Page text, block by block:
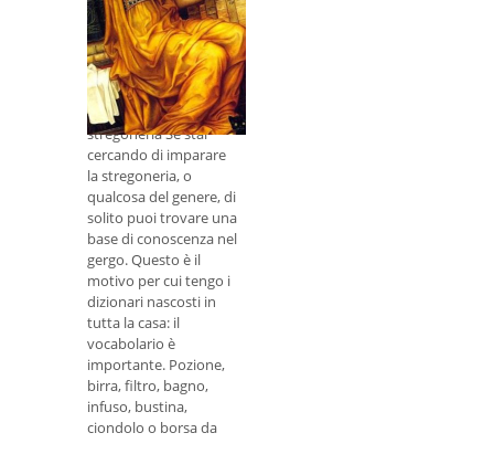
Imparare la
stregoneria:
pozioni magiche,
birre e altri intrugli
Incantesimi di
stregoneria Se stai
cercando di imparare
la stregoneria, o
qualcosa del genere, di
solito puoi trovare una
base di conoscenza nel
gergo. Questo è il
motivo per cui tengo i
dizionari nascosti in
tutta la casa: il
vocabolario è
importante. Pozione,
birra, filtro, bagno,
infuso, bustina,
ciondolo o borsa da